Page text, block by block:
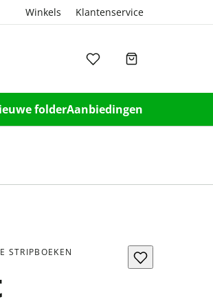
Winkels Klantenservice
folderAanbiedingen
STRIPBOEKEN